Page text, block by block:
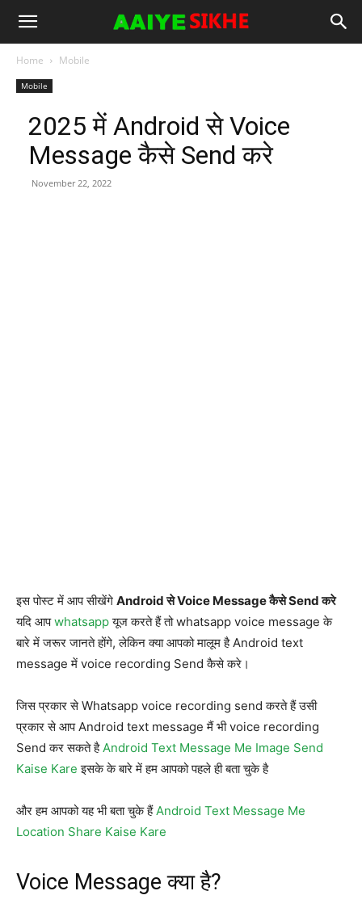
Home Mobile
Mobile
2025 में Android से Voice
Message कैसे Send करे
November 22, 2022
इस पोस्ट में आप सीखेंगे Android से Voice Message कैसे Send करे
यदि आपwhatsappयूज करते हैं तो whatsapp voice message के
बारे में जरूर जानते होंगे, लेकिन क्या आपको मालूम है Android text
message में voice recording Send कैसे करे।
जिस प्रकार से Whatsapp voice recording send करते हैं उसी
प्रकार से आप Android text message मैं भी voice recording
Send कर सकते हैAndroid Text Message Me Image Send
Kaise Kare इसके के बारे में हम आपको पहले ही बता चुके है
और हम आपको यह भी बता चुके हैंAndroid Text Message Me
Location Share Kaise Kare
Voice Message क्या है?